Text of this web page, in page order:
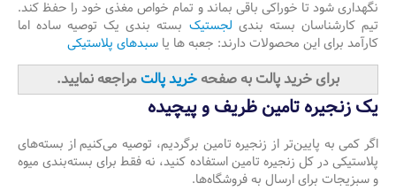
نگهداری شود تا خوراکی باقی بماند و تمام خواص مغذی خود را حفظ کند.
تیم کارشناسان بسته بندی لجستیک بسته بندی یک توصیه ساده اما
کارآمد برای این محصولات دارند: جعبه ها یا سبدهای پلاستیکی
برای خرید پالت به صفحهخرید پالتمراجعه نمایید.
یک زنجیره تامین ظریف و پیچیده
اگر کمی به پایین‌تر از زنجیره تامین برگردیم، توصیه می‌کنیم از بسته‌های
پلاستیکی در کل زنجیره تامین استفاده کنید، نه فقط برای بسته‌بندی میوه
و سبزیجات برای ارسال به فروشگاه‌ها.